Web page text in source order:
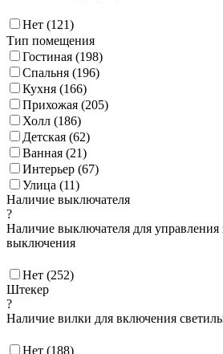
Нет (121)
Тип помещения
Гостиная (198)
Спальня (196)
Кухня (166)
Прихожая (205)
Холл (186)
Детская (62)
Ванная (21)
Интерьер (67)
Улица (11)
Наличие выключателя
?
Наличие выключателя для
выключения
Нет (252)
Штекер
?
Наличие вилки для включения
Нет (188)